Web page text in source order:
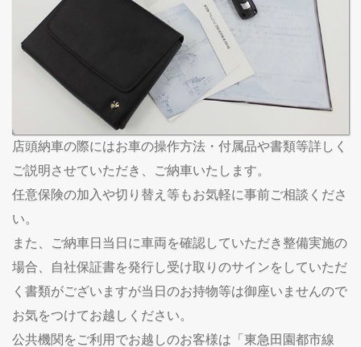
店頭納車の際にはお車の操作方法・付属品や書類等詳しく
ご説明させていただき、ご納車いたします。
任意保険の加入や切り替え等もお気軽に事前ご相談くださ
い。
また、ご納車日当日に車両を確認していただき整備実施の
場合、自社保証書を発行し受け取りのサインをしていただ
く書類がございますが当日のお持物等は御座いませんので
お気をつけてお越しください。
公共機関をご利用でお越しのお客様は「東急田園都市線